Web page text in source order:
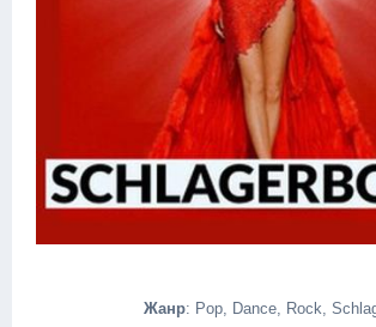
Жанр: Pop, Dance, Rock,